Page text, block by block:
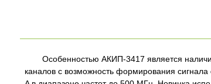
Особенностью АКИП-3417 является
каналов с возможность формирования